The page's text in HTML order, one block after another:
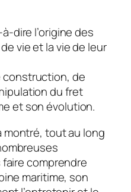
dire l’origine des
vie et la vie de leur
de
du fret
et son évolution.
montré, tout au long
comprendre
maritime, son